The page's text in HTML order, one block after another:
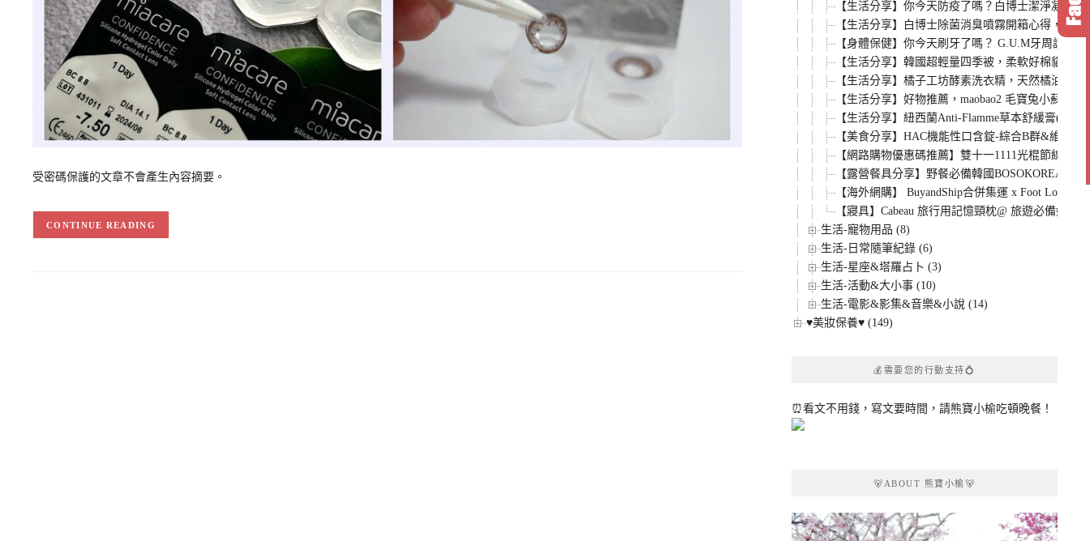
受密碼保護的文章不會產生內容摘要。
CONTINUE READING
【生活分享】你今天防疫了嗎？白博士潔淨凝露(
【生活分享】白博士除菌消臭噴霧開箱心得，鼠
【身體保健】你今天刷牙了嗎？ G.U.M牙周護理
【生活分享】韓國超輕量四季被，柔軟好棉貓咪
【生活分享】橘子工坊酵素洗衣精，天然橘油潔
【生活分享】好物推薦，maobao2 毛寶兔小蘇打
【生活分享】紐西蘭Anti-Flamme草本舒緩膏(經
【美食分享】HAC機能性口含錠-綜合B群&維生
【網路購物優惠碼推薦】雙十一1111光棍節線上
【露營餐具分享】野餐必備韓國BOSOKOREA攜
【海外網購】 BuyandShip合併集運 x Foot
【寢具】Cabeau 旅行用記憶頸枕@ 旅遊必備好物.
生活-寵物用品 (8)
生活-日常隨筆紀錄 (6)
生活-星座&塔羅占卜 (3)
生活-活動&大小事 (10)
生活-電影&影集&音樂&小說 (14)
♥美妝保養♥ (149)
💰需要您的行動支持💍
⏰看文不用錢，寫文要時間，請熊寶小榆吃頓晚餐！
🐻ABOUT 熊寶小榆🐻